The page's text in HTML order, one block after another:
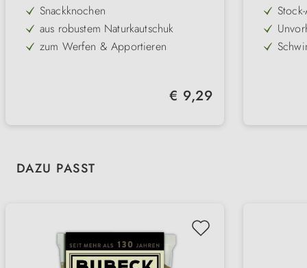
Snackknochen
aus robustem Naturkautschuk
zum Werfen & Apportieren
Regulärer Preis:
€ 9,29
mit
sorgt
Produktgalerie überspringen
DAZU PASST